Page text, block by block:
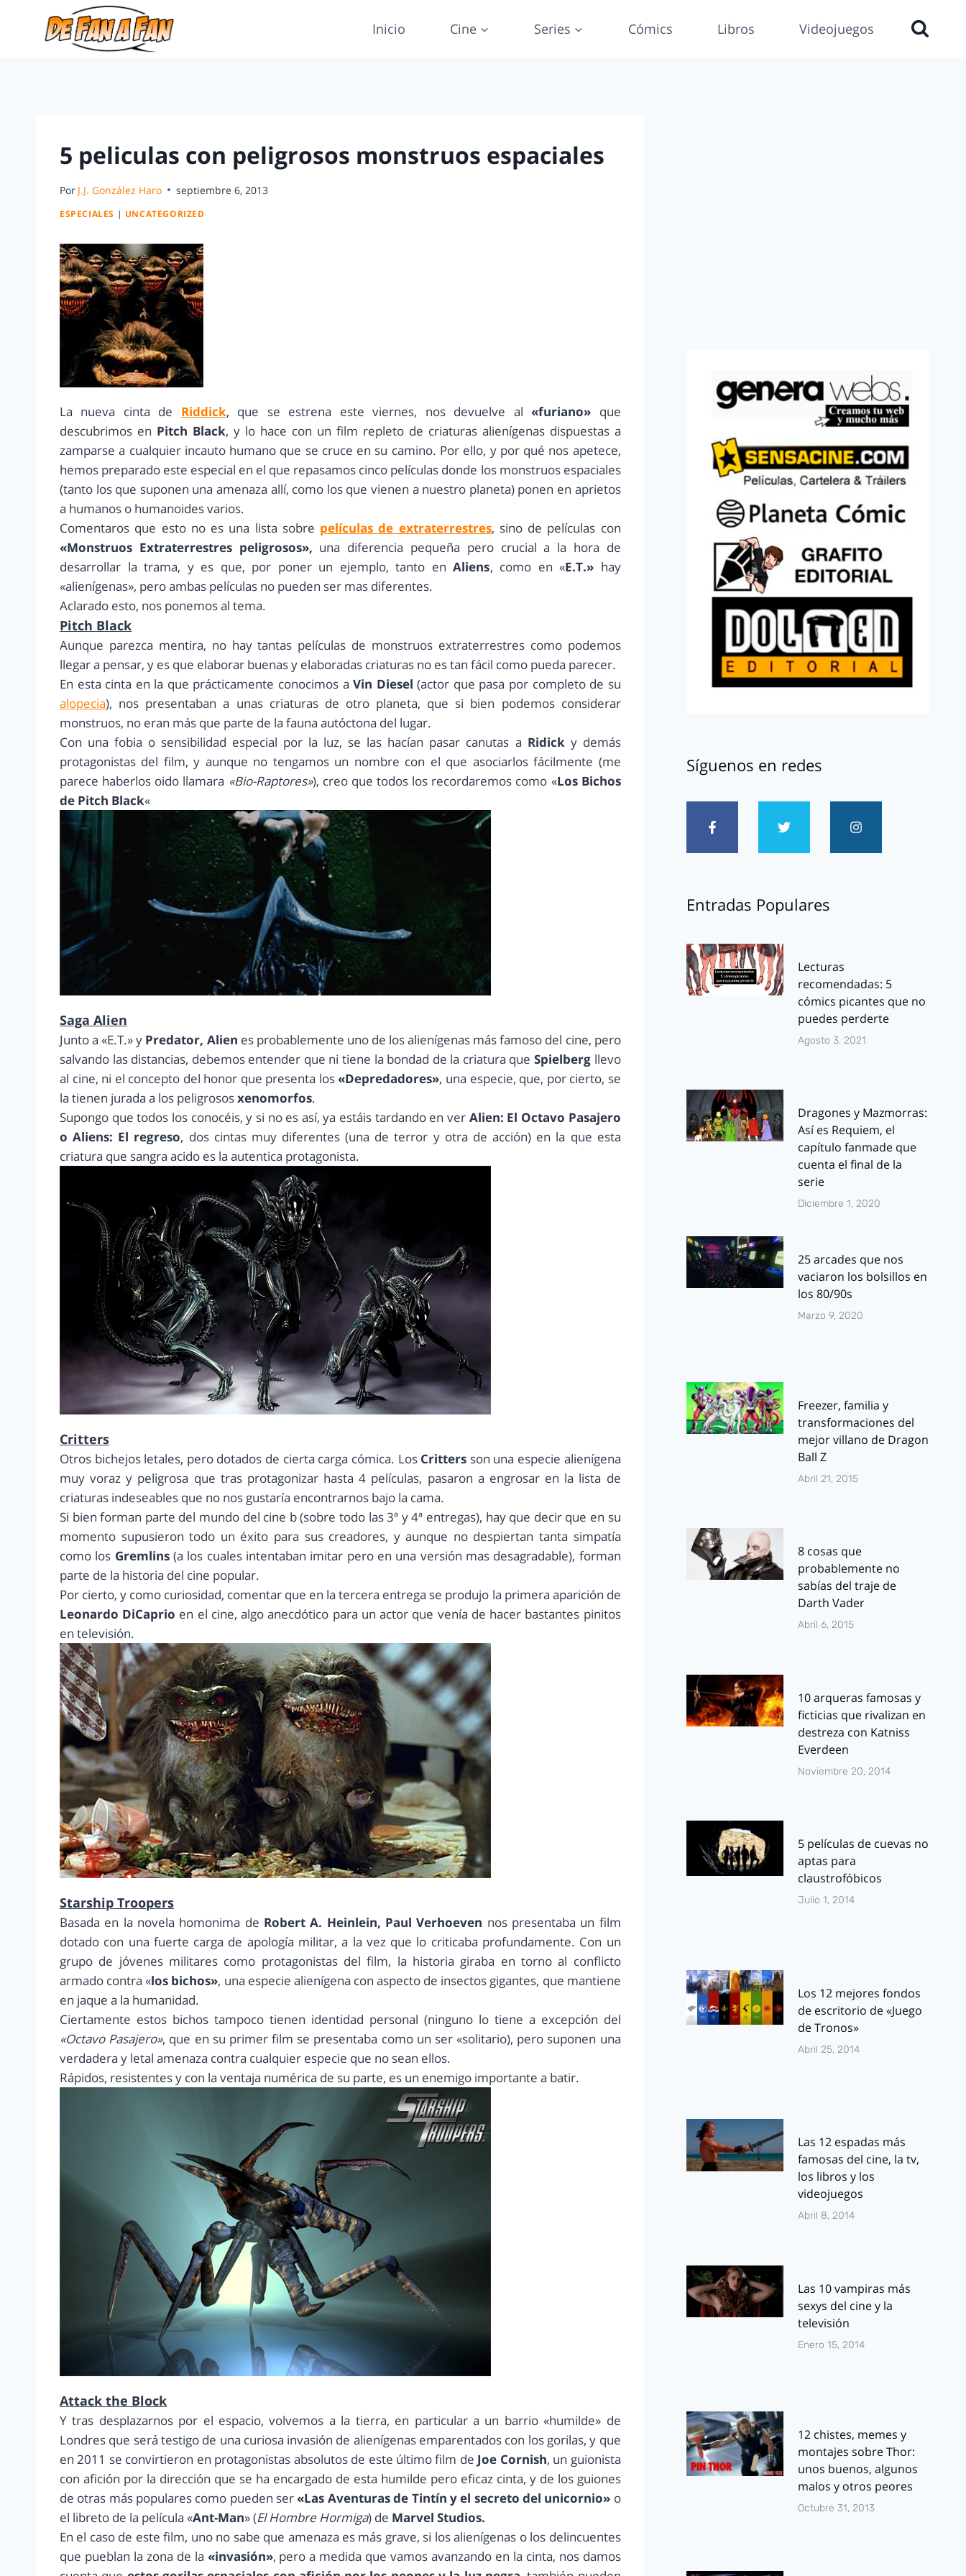
Inicio Cine Series Cómics Libros Videojuegos
5 peliculas con peligrosos monstruos espaciales
Por J.J. González Haro septiembre 6, 2013
ESPECIALES | UNCATEGORIZED
La nueva cinta de Riddick, que se estrena este viernes, nos devuelve al«furiano» que
descubrimos en Pitch Black, y lo hace con un film repleto de criaturas alienígenas dispuestas a
zamparse a cualquier incauto humano que se cruce en su camino. Por ello, y por qué nos apetece,
hemos preparado este especial en el que repasamos cinco películas donde los monstruos espaciales
(tanto los que suponen una amenaza allí, como los que vienen a nuestro planeta) ponen en aprietos
a humanos o humanoides varios.
Comentaros que esto no es una lista sobre películas de extraterrestres, sino de películas con
«Monstruos Extraterrestres peligrosos», una diferencia pequeña pero crucial a la hora de
desarrollar la trama, y es que, por poner un ejemplo, tanto en Aliens, como en «E.T.» hay
«alienígenas», pero ambas películas no pueden ser mas diferentes.
Aclarado esto, nos ponemos al tema.
Pitch Black
Aunque parezca mentira, no hay tantas películas de monstruos extraterrestres como podemos
llegar a pensar, y es que elaborar buenas y elaboradas criaturas no es tan fácil como pueda parecer.
En esta cinta en la que prácticamente conocimos aVin Diesel(actor que pasa por completo de su
alopecia), nos presentaban a unas criaturas de otro planeta, que si bien podemos considerar
monstruos, no eran más que parte de la fauna autóctona del lugar.
Con una fobia o sensibilidad especial por la luz, se las hacían pasar canutas a Ridicky demás
protagonistas del film, y aunque no tengamos un nombre con el que asociarlos fácilmente (me
parece haberlos oido llamara «Bio-Raptores»), creo que todos los recordaremos como «Los Bichos
de Pitch Black«
Saga Alien
Junto a «E.T.» y Predator, Alien es probablemente uno de los alienígenas más famoso del cine, pero
salvando las distancias, debemos entender que ni tiene la bondad de la criatura queSpielberg llevo
al cine, ni el concepto del honor que presenta los«Depredadores», una especie, que, por cierto, se
la tienen jurada a los peligrososxenomorfos.
Supongo que todos los conocéis, y si no es así, ya estáis tardando en ver Alien: El Octavo Pasajero
o Aliens: El regreso, dos cintas muy diferentes (una de terror y otra de acción) en la que esta
criatura que sangra acido es la autentica protagonista.
Critters
Otros bichejos letales, pero dotados de cierta carga cómica. LosCritters son una especie alienígena
muy voraz y peligrosa que tras protagonizar hasta 4 películas, pasaron a engrosar en la lista de
criaturas indeseables que no nos gustaría encontrarnos bajo la cama.
Si bien forman parte del mundo del cine b (sobre todo las 3ª y 4ª entregas), hay que decir que en su
momento supusieron todo un éxito para sus creadores, y aunque no despiertan tanta simpatía
como los Gremlins(a los cuales intentaban imitar pero en una versión mas desagradable), forman
parte de la historia del cine popular.
Por cierto, y como curiosidad, comentar que en la tercera entrega se produjo la primera aparición de
Leonardo DiCaprio en el cine, algo anecdótico para un actor que venía de hacer bastantes pinitos
en televisión.
Starship Troopers
Basada en la novela homonima de Robert A. Heinlein, Paul Verhoeven nos presentaba un film
dotado con una fuerte carga de apología militar, a la vez que lo criticaba profundamente. Con un
grupo de jóvenes militares como protagonistas del film, la historia giraba en torno al conflicto
armado contra «los bichos», una especie alienígena con aspecto de insectos gigantes, que mantiene
en jaque a la humanidad.
Ciertamente estos bichos tampoco tienen identidad personal (ninguno lo tiene a excepción del
«Octavo Pasajero», que en su primer film se presentaba como un ser «solitario), pero suponen una
verdadera y letal amenaza contra cualquier especie que no sean ellos.
Rápidos, resistentes y con la ventaja numérica de su parte, es un enemigo importante a batir.
Attack the Block
Y tras desplazarnos por el espacio, volvemos a la tierra, en particular a un barrio «humilde» de
Londres que será testigo de una curiosa invasión de alienígenas emparentados con los gorilas, y que
en 2011 se convirtieron en protagonistas absolutos de este último film de Joe Cornish, un guionista
con afición por la dirección que se ha encargado de esta humilde pero eficaz cinta, y de los guiones
de otras más populares como pueden ser«Las Aventuras de Tintín y el secreto del unicornio» o
el libreto de la película «Ant-Man» (El Hombre Hormiga) de Marvel Studios.
En el caso de este film, uno no sabe que amenaza es más grave, si los alienígenas o los delincuentes
que pueblan la zona de la «invasión», pero a medida que vamos avanzando en la cinta, nos damos
Síguenos en redes
Entradas Populares
Lecturas
recomendadas: 5
cómics picantes que no
puedes perderte
Agosto 3, 2021
Dragones y Mazmorras:
Así es Requiem, el
capítulo fanmade que
cuenta el final de la
serie
Diciembre 1, 2020
25 arcades que nos
vaciaron los bolsillos en
los 80/90s
Marzo 9, 2020
Freezer, familia y
transformaciones del
mejor villano de Dragon
Ball Z
Abril 21, 2015
8 cosas que
probablemente no
sabías del traje de
Darth Vader
Abril 6, 2015
10 arqueras famosas y
ficticias que rivalizan en
destreza con Katniss
Everdeen
Noviembre 20, 2014
5 películas de cuevas no
aptas para
claustrofóbicos
Julio 1, 2014
Los 12 mejores fondos
de escritorio de «Juego
de Tronos»
Abril 25, 2014
Las 12 espadas más
famosas del cine, la tv,
los libros y los
videojuegos
Abril 8, 2014
Las 10 vampiras más
sexys del cine y la
televisión
Enero 15, 2014
12 chistes, memes y
montajes sobre Thor:
unos buenos, algunos
malos y otros peores
Octubre 31, 2013